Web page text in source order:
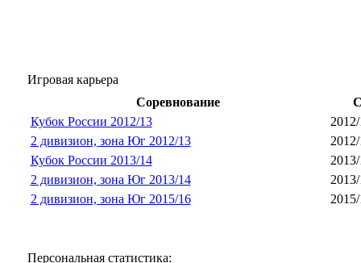
Игровая карьера
Соревнование
Кубок России 2012/13
2 дивизион, зона Юг 2012/13
Кубок России 2013/14
2 дивизион, зона Юг 2013/14
2 дивизион, зона Юг 2015/16
Персональная статистика: